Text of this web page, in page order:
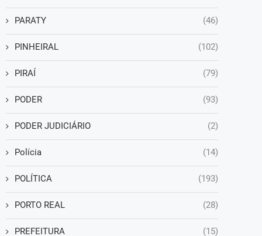
PARATY (46)
PINHEIRAL (102)
PIRAÍ (79)
PODER (93)
PODER JUDICIÁRIO (2)
Polícia (14)
POLÍTICA (193)
PORTO REAL (28)
PREFEITURA (15)